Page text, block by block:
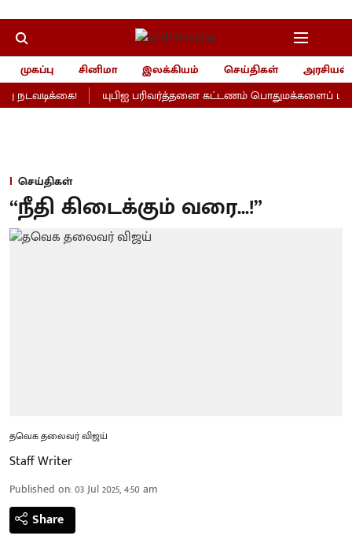
முகப்பு சினிமா இலக்கியம் செய்திகள்
அரசியல்
யுபிஐ பரிவர்த்தனை கட்டணம் பொதுமக்களைப்
செய்திகள்
“நீதி கிடைக்கும் வரை...!”
தவெக தலைவர் விஜய்
Staff Writer
Published on:03 Jul 2025, 4:50 am
Share